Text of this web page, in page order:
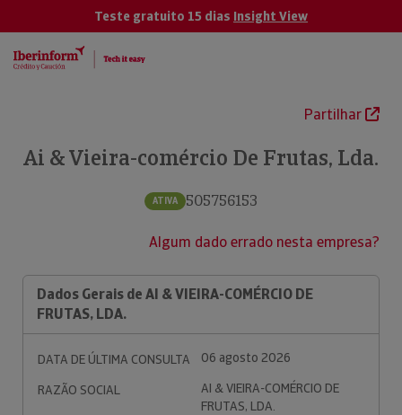
Teste gratuito 15 dias Insight View
Partilhar
Ai & Vieira-comércio De Frutas, Lda.
ATIVA 505756153
Algum dado errado nesta empresa?
Dados Gerais de AI & VIEIRA-COMÉRCIO DE
FRUTAS, LDA.
DATA DE ÚLTIMA CONSULTA
06 agosto 2026
RAZÃO SOCIAL
AI & VIEIRA-COMÉRCIO DE
FRUTAS, LDA.